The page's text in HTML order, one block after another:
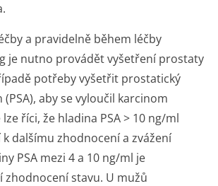
a pravidelně během léčby
je nutno provádět vyšetření prostaty
potřeby vyšetřit prostatický
aby se vyloučil karcinom
říci, že hladina PSA > 10 ng/ml
dalšímu zhodnocení a zvážení
PSA mezi 4 a 10 ng/ml je
zhodnocení stavu. U mužů